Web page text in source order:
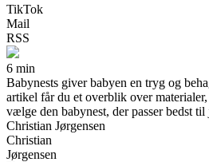
TikTok
Mail
RSS
6 min
Babynests giver babyen en tryg og
artikel får du et overblik over
vælge den babynest, der passer bedst til
Christian Jørgensen
Christian
Jørgensen